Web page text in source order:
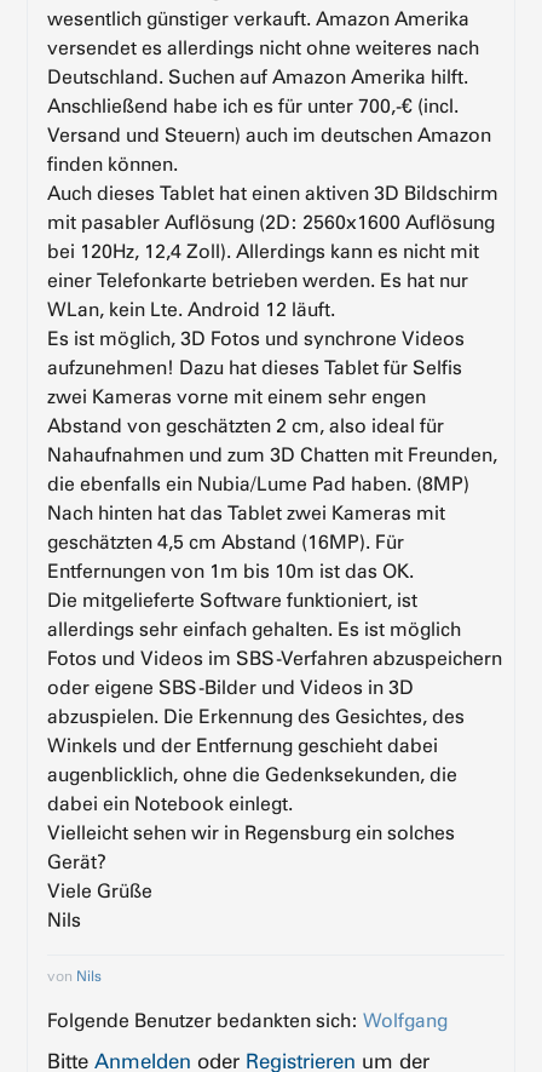
wesentlich günstiger verkauft. Amazon Amerika
versendet es allerdings nicht ohne weiteres nach
Deutschland. Suchen auf Amazon Amerika hilft.
Anschließend habe ich es für unter 700,-€ (incl.
Versand und Steuern) auch im deutschen Amazon
finden können.
Auch dieses Tablet hat einen aktiven 3D Bildschirm
mit pasabler Auflösung (2D: 2560x1600 Auflösung
bei 120Hz, 12,4 Zoll). Allerdings kann es nicht mit
einer Telefonkarte betrieben werden. Es hat nur
WLan, kein Lte. Android 12 läuft.
Es ist möglich, 3D Fotos und synchrone Videos
aufzunehmen! Dazu hat dieses Tablet für Selfis
zwei Kameras vorne mit einem sehr engen
Abstand von geschätzten 2 cm, also ideal für
Nahaufnahmen und zum 3D Chatten mit Freunden,
die ebenfalls ein Nubia/Lume Pad haben. (8MP)
Nach hinten hat das Tablet zwei Kameras mit
geschätzten 4,5 cm Abstand (16MP). Für
Entfernungen von 1m bis 10m ist das OK.
Die mitgelieferte Software funktioniert, ist
allerdings sehr einfach gehalten. Es ist möglich
Fotos und Videos im SBS-Verfahren abzuspeichern
oder eigene SBS-Bilder und Videos in 3D
abzuspielen. Die Erkennung des Gesichtes, des
Winkels und der Entfernung geschieht dabei
augenblicklich, ohne die Gedenksekunden, die
dabei ein Notebook einlegt.
Vielleicht sehen wir in Regensburg ein solches
Gerät?
Viele Grüße
Nils
von Nils
Folgende Benutzer bedankten sich:Wolfgang
BitteAnmelden oder Registrieren um der